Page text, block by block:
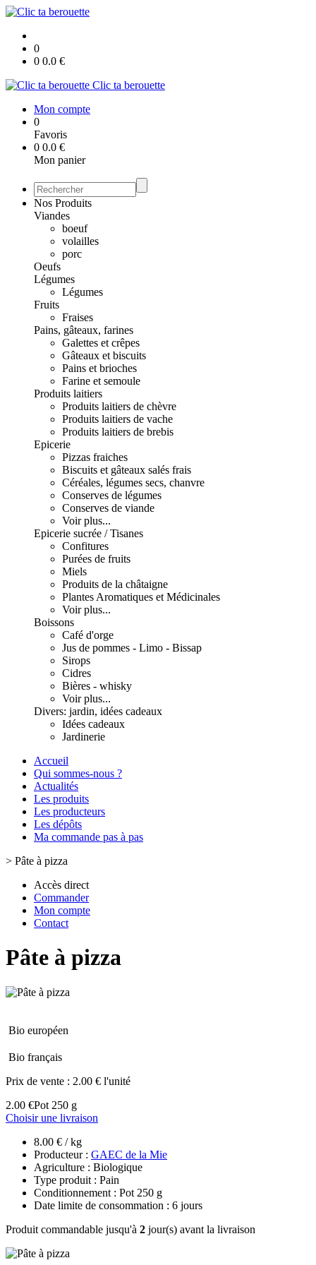
0
0 0.0 €
Clic ta berouette
Mon compte
0
Favoris
0 0.0 €
Mon panier
Nos Produits
Viandes
boeuf
volailles
porc
Oeufs
Légumes
Légumes
Fruits
Fraises
Pains, gâteaux, farines
Galettes et crêpes
Gâteaux et biscuits
Pains et brioches
Farine et semoule
Produits laitiers
Produits laitiers de chèvre
Produits laitiers de vache
Produits laitiers de brebis
Epicerie
Pizzas fraiches
Biscuits et gâteaux salés frais
Céréales, légumes secs, chanvre
Conserves de légumes
Conserves de viande
Voir plus...
Epicerie sucrée / Tisanes
Confitures
Purées de fruits
Miels
Produits de la châtaigne
Plantes Aromatiques et Médicinales
Voir plus...
Boissons
Café d'orge
Jus de pommes - Limo - Bissap
Sirops
Cidres
Bières - whisky
Voir plus...
Divers: jardin, idées cadeaux
Idées cadeaux
Jardinerie
Accueil
Qui sommes-nous ?
Actualités
Les produits
Les producteurs
Les dépôts
Ma commande pas à pas
> Pâte à pizza
Accès direct
Commander
Mon compte
Contact
Pâte à pizza
Bio européen
Bio français
Prix de vente : 2.00 € l'unité
2.00 €Pot 250 g
Choisir une livraison
8.00 € / kg
Producteur : GAEC de la Mie
Agriculture : Biologique
Type produit : Pain
Conditionnement : Pot 250 g
Date limite de consommation : 6 jours
Produit commandable jusqu'à 2 jour(s) avant la livraison